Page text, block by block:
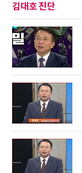
김대호 진단